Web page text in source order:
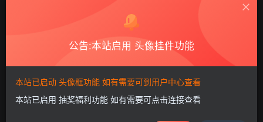
必须对抗连神也不知道答案的谜团，游戏的启发来自《旺达
与巨像》，挑战同样规模的巨神，玩法也相同。
游戏截图
公告:本站启用 头像挂件功能
本站已启动 头像框功能 如有需要可到用户中心查看
本站已启用 抽奖福利功能 如有需要可点击连接查看